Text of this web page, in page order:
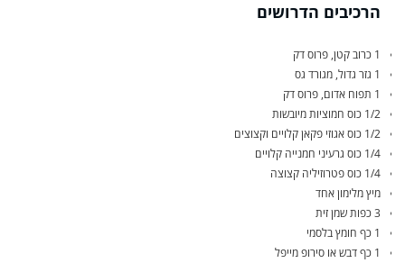
הרכיבים הדרושים
1 כרוב קטן, פרוס דק
1 גזר גדול, מגורד גס
1 תפוח אדום, פרוס דק
1/2 כוס חמוציות מיובשות
1/2 כוס אגוזי פקאן קלויים וקצוצים
1/4 כוס גרעיני חמנייה קלויים
1/4 כוס פטרוזיליה קצוצה
מיץ מלימון אחד
3 כפות שמן זית
1 כף חומץ בלסמי
1 כף דבש או סירופ מייפל